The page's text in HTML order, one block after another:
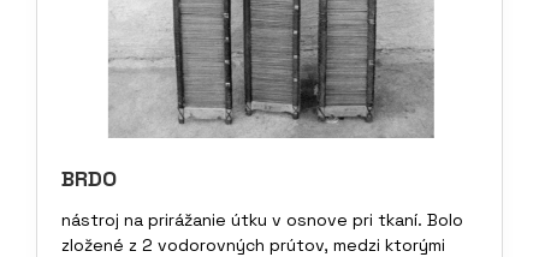
BRDO
nástroj na prirážanie útku v osnove pri tkaní. Bolo
zložené z 2 vodorovných prútov, medzi ktorými